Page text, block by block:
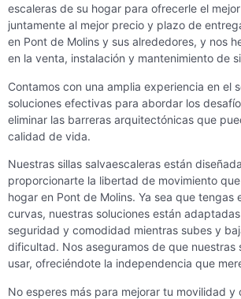
escaleras de su hogar para ofrecerle el
juntamente al mejor precio y plazo de
en Pont de Molins y sus alrededores, y nos
en la venta, instalación y mantenimiento de
Contamos con una amplia experiencia en el
soluciones efectivas para abordar los
eliminar las barreras arquitectónicas que
calidad de vida.
Nuestras sillas salvaescaleras están
proporcionarte la libertad de movimiento
hogar en Pont de Molins. Ya sea que tengas
curvas, nuestras soluciones están
seguridad y comodidad mientras subes y
dificultad. Nos aseguramos de que nuestras
usar, ofreciéndote la independencia que
No esperes más para mejorar tu movilidad y